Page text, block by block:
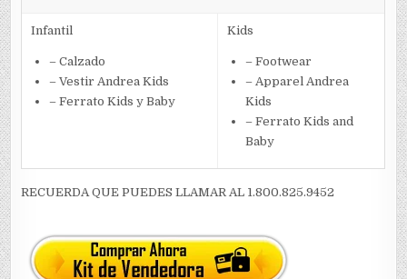
Infantil
– Calzado
– Vestir Andrea Kids
– Ferrato Kids y Baby
Kids
– Footwear
– Apparel Andrea
Kids
– Ferrato Kids and
Baby
RECUERDA QUE PUEDES LLAMAR AL 1.800.825.9452